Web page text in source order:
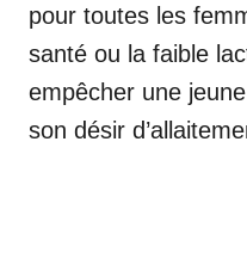
pour toutes les
santé ou la faible
empêcher une
son désir